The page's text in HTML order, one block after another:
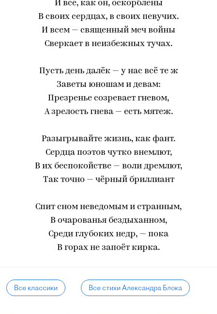
И все, как он, оскорблены
В своих сердцах, в своих певучих.
И всем — священный меч войны
Сверкает в неизбежных тучах.
Пусть день далёк — у нас всё те ж
Заветы юношам и девам:
Презренье созревает гневом,
А зрелость гнева — есть мятеж.
Разыгрывайте жизнь, как фант.
Сердца поэтов чутко внемлют,
В их беспокойстве — воли дремлют,
Так точно — чёрный бриллиант
Спит сном неведомым и странным,
В очарованья бездыханном,
Среди глубоких недр, — пока
В горах не запоёт кирка.
Все классики Все стихи Александра Блока